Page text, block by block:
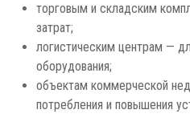
торговым и складским
затрат;
логистическим центрам —
оборудования;
объектам коммерческой
потребления и повышения